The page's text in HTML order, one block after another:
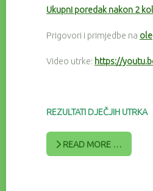
Ukupni poredak nakon 2
Prigovori i primjedbe na
Video utrke: https://
REZULTATI DJEČJIH UTRKA
READ MORE …